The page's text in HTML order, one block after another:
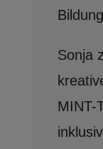
Sonja
MINT-